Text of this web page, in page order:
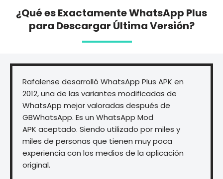
¿Qué es Exactamente WhatsApp Plus
para Descargar Última Versión?
Rafalense desarrolló WhatsApp Plus APK en
2012, una de las variantes modificadas de
WhatsApp mejor valoradas después de
GBWhatsApp. Es un WhatsApp Mod
APK aceptado. Siendo utilizado por miles y
miles de personas que tienen muy poca
experiencia con los medios de la aplicación
original.